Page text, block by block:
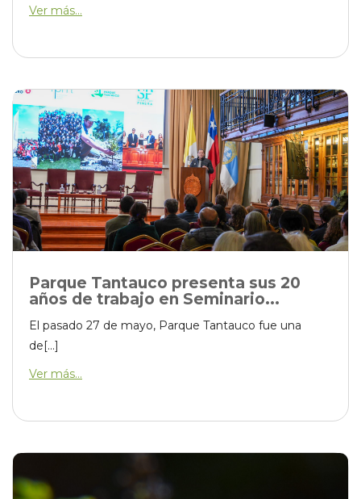
Ver más...
Parque Tantauco presenta sus 20
años de trabajo en Seminario...
El pasado 27 de mayo, Parque Tantauco fue una
de[...]
Ver más...